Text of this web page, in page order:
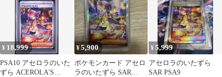
¥ 18,999
PSA10 アセロラのいた
ずら ACEROLA'S
¥5,900
ポケモンカード アセロ
ラのいたずら SAR
¥5,999
アセロラのいたずら
SAR PSA9